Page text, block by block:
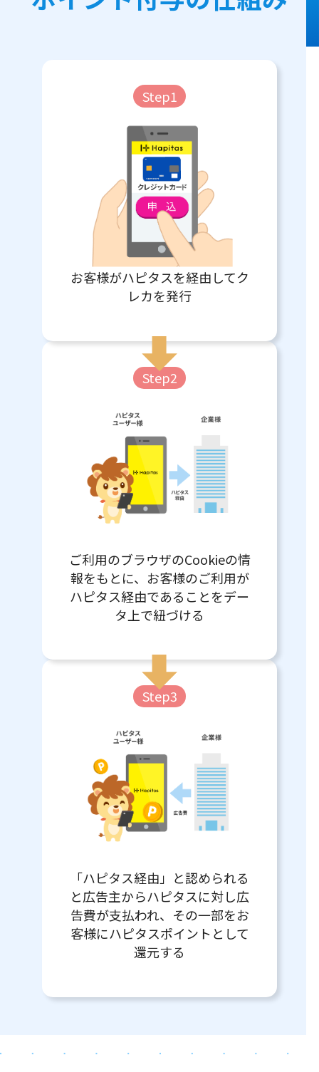
Step1
お客様がハピタスを経由してク
レカを発行
Step2
ご利用のブラウザのCookieの情
報をもとに、お客様のご利用が
ハピタス経由であることをデー
タ上で紐づける
Step3
「ハピタス経由」と認められる
と広告主からハピタスに対し広
告費が支払われ、その一部をお
客様にハピタスポイントとして
還元する